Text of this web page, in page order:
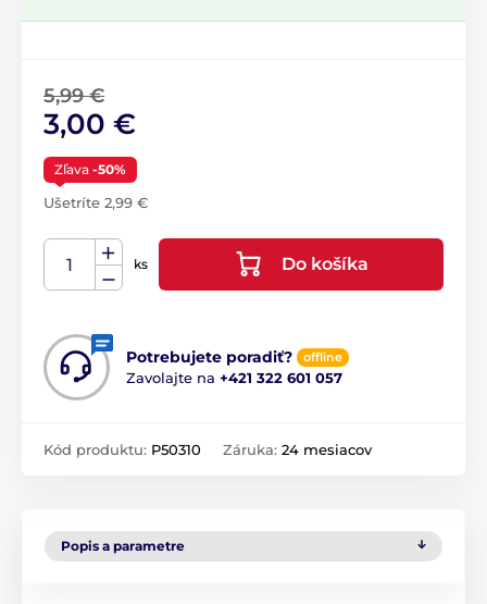
5,99 €
3,00 €
Zľava -50%
Ušetríte 2,99 €
ks Do košíka
Potrebujete poradiť? offline
Zavolajte na +421 322 601 057
Kód produktu: P50310 Záruka: 24 mesiacov
Popis a parametre